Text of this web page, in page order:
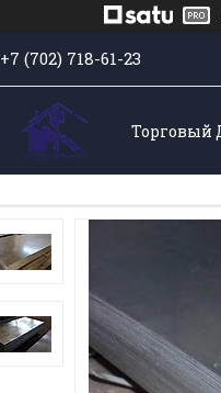
+7 (702) 718-61-23
Торговый